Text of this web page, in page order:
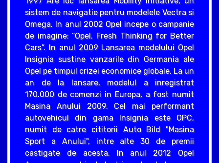
sistem de navigatie pentru modelele Vectra si
Omega. In anul 2002 Opel incepe o campanie
de imagine: “Opel. Fresh Thinking for Better
Cars”. In anul 2009 Lansarea modelului Opel
Insignia sustine vanzarile din Germania ale
Opel pe timpul crizei economice globale. La un
an de la lansare, modelul a inregistrat
170.000 de comenzi in Europa, a fost numit
Masina Anului 2009. Cel mai performant
autovehicul din gama Insignia este OPC,
numit de catre cititorii Auto Bild "Masina
Sport a Anului", intre alte 30 de premii
castigate de acesta. In anul 2012 Opel